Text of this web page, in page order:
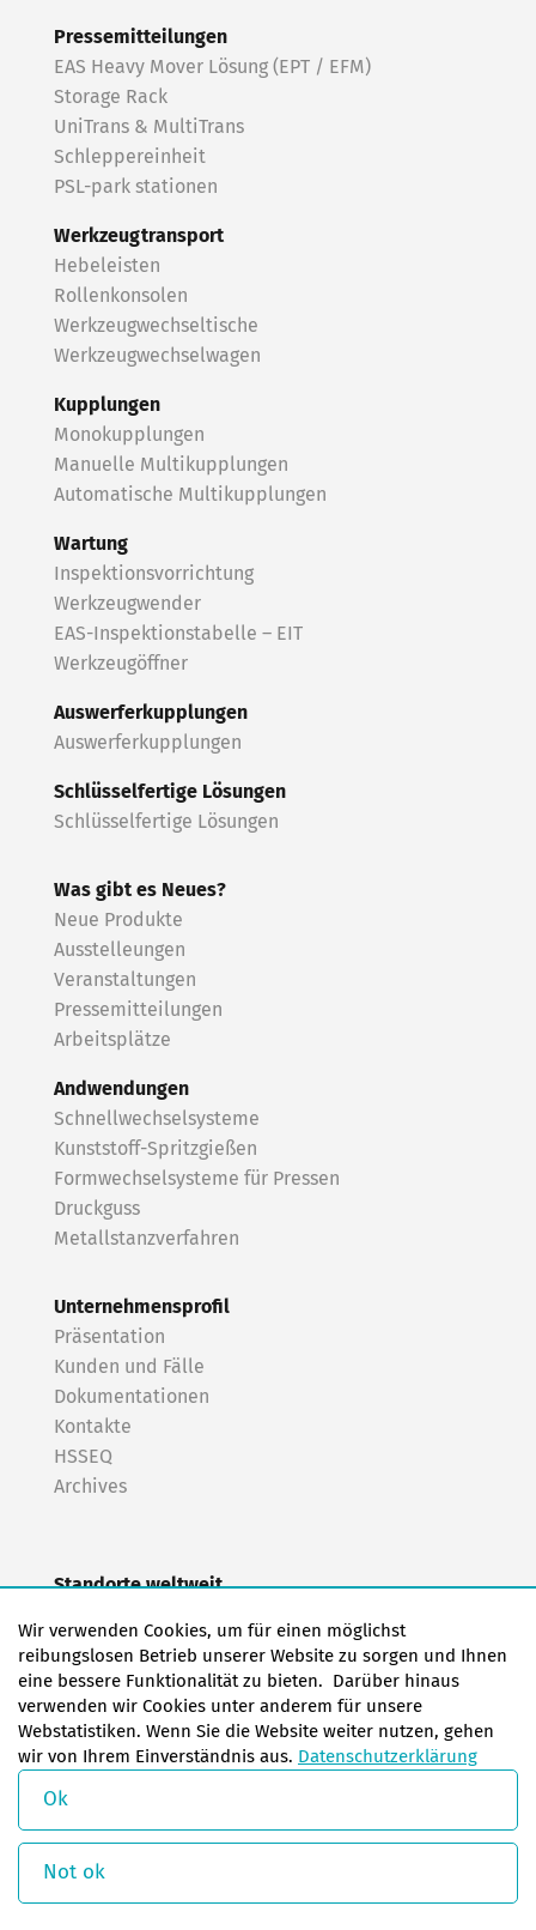
Pressemitteilungen
EAS Heavy Mover Lösung (EPT / EFM)
Storage Rack
UniTrans & MultiTrans
Schleppereinheit
PSL-park stationen
Werkzeugtransport
Hebeleisten
Rollenkonsolen
Werkzeugwechseltische
Werkzeugwechselwagen
Kupplungen
Monokupplungen
Manuelle Multikupplungen
Automatische Multikupplungen
Wartung
Inspektionsvorrichtung
Werkzeugwender
EAS-Inspektionstabelle – EIT
Werkzeugöffner
Auswerferkupplungen
Auswerferkupplungen
Schlüsselfertige Lösungen
Schlüsselfertige Lösungen
Was gibt es Neues?
Neue Produkte
Ausstelleungen
Veranstaltungen
Pressemitteilungen
Arbeitsplätze
Andwendungen
Schnellwechselsysteme
Kunststoff-Spritzgießen
Formwechselsysteme für Pressen
Druckguss
Metallstanzverfahren
Unternehmensprofil
Präsentation
Kunden und Fälle
Dokumentationen
Kontakte
HSSEQ
Archives
Standorte weltweit
EAS Deutschland Norden (Frankfurt a.M.)
EAS Deutschland Süden (Stuttgart)
EAS Frankreich
EAS Italien
EAS USA
EAS China
Wir verwenden Cookies, um für einen möglichst
reibungslosen Betrieb unserer Website zu sorgen und Ihnen
eine bessere Funktionalität zu bieten. Darüber hinaus
verwenden wir Cookies unter anderem für unsere
Webstatistiken. Wenn Sie die Website weiter nutzen, gehen
wir von Ihrem Einverständnis aus. Datenschutzerklärung
Ok
Not ok